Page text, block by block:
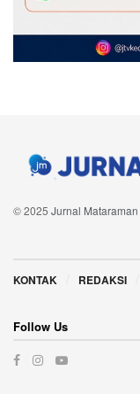
© 2025 Jurnal Mataraman
KONTAK REDAKSI
Follow Us